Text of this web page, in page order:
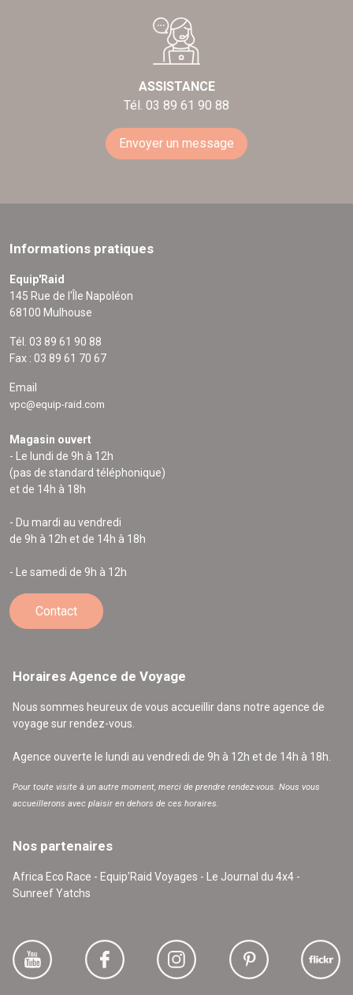
ASSISTANCE
Tél. 03 89 61 90 88
Envoyer un message
Informations pratiques
Equip'Raid
145 Rue de l'Île Napoléon
68100 Mulhouse
Tél. 03 89 61 90 88
Fax : 03 89 61 70 67
Email
vpc@equip-raid.com
Magasin ouvert
- Le lundi de 9h à 12h
(pas de standard téléphonique)
et de 14h à 18h
- Du mardi au vendredi
de 9h à 12h et de 14h à 18h
- Le samedi de 9h à 12h
Contact
Horaires Agence de Voyage
Nous sommes heureux de vous accueillir dans notre agence de
voyage sur rendez-vous.
Agence ouverte le lundi au vendredi de 9h à 12h et de 14h à 18h.
Pour toute visite à un autre moment, merci de prendre rendez-vous. Nous vous
accueillerons avec plaisir en dehors de ces horaires.
Nos partenaires
Africa Eco Race - Equip'Raid Voyages - Le Journal du 4x4 -
Sunreef Yatchs